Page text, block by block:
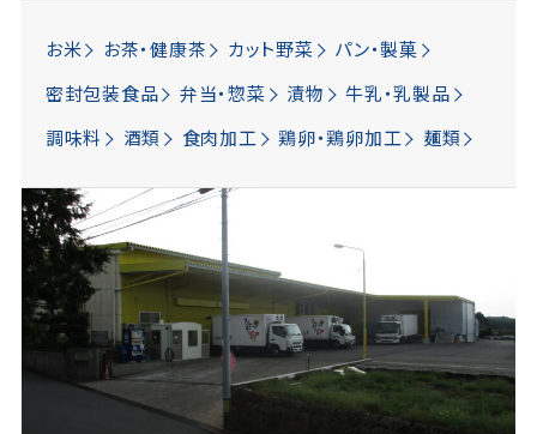
お米 お茶・健康茶 カット野菜
パン・製菓
密封包装食品
弁当・惣菜 漬物
牛乳・乳製品
調味料
酒類 食肉加工 鶏卵・鶏卵加工 麺類